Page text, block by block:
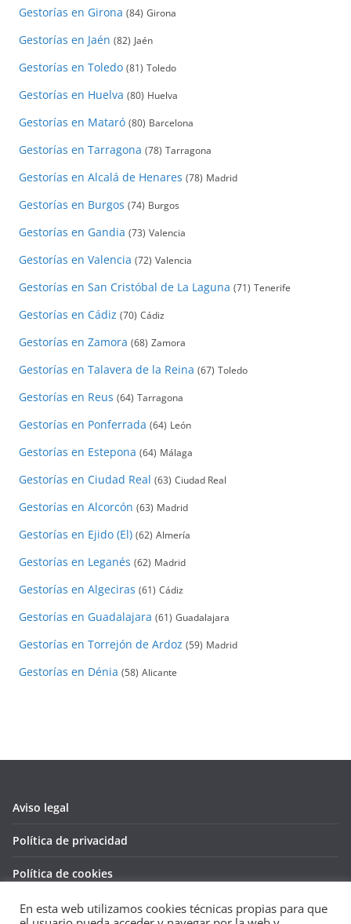
Gestorías en Girona (84) Girona
Gestorías en Jaén (82) Jaén
Gestorías en Toledo (81) Toledo
Gestorías en Huelva (80) Huelva
Gestorías en Mataró (80) Barcelona
Gestorías en Tarragona (78) Tarragona
Gestorías en Alcalá de Henares (78) Madrid
Gestorías en Burgos (74) Burgos
Gestorías en Gandia (73) Valencia
Gestorías en Valencia (72) Valencia
Gestorías en San Cristóbal de La Laguna (71) Tenerife
Gestorías en Cádiz (70) Cádiz
Gestorías en Zamora (68) Zamora
Gestorías en Talavera de la Reina (67) Toledo
Gestorías en Reus (64) Tarragona
Gestorías en Ponferrada (64) León
Gestorías en Estepona (64) Málaga
Gestorías en Ciudad Real (63) Ciudad Real
Gestorías en Alcorcón (63) Madrid
Gestorías en Ejido (El) (62) Almería
Gestorías en Leganés (62) Madrid
Gestorías en Algeciras (61) Cádiz
Gestorías en Guadalajara (61) Guadalajara
Gestorías en Torrejón de Ardoz (59) Madrid
Gestorías en Dénia (58) Alicante
Aviso legal
Política de privacidad
Política de cookies
En esta web utilizamos cookies técnicas propias para que